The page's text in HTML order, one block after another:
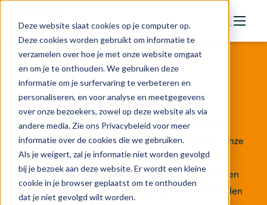
Deze website slaat cookies op je computer op.
Deze cookies worden gebruikt om informatie te
verzamelen over hoe je met onze website omgaat
en om je te onthouden. We gebruiken deze
informatie om je surfervaring te verbeteren en
personaliseren, en voor analyse en meetgegevens
over onze bezoekers, zowel op deze website als via
andere media. Zie ons Privacybeleid voor meer
informatie over de cookies die we gebruiken.
Als je weigert, zal je informatie niet worden gevolgd
bij je bezoek aan deze website. Er wordt een kleine
cookie in je browser geplaatst om te onthouden
dat je niet gevolgd wilt worden.
Actie
Doelstellingen
Groeipaden
Actuele onderwerpen
Financiering
Nieuws
In de regio
DockLab
Docklab zoekt in co-creatie naar digitale
oplossingen voor de taaie problemen binnen de
energietransitie en wereldwijde supply chains. Onze
technische gereedschapskist omvat de ABC van
emerging technologies, te weten AI, Blockchain en
Connected IoT en onze oplossingen onderscheiden